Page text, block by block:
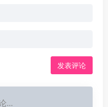
发表评论
...